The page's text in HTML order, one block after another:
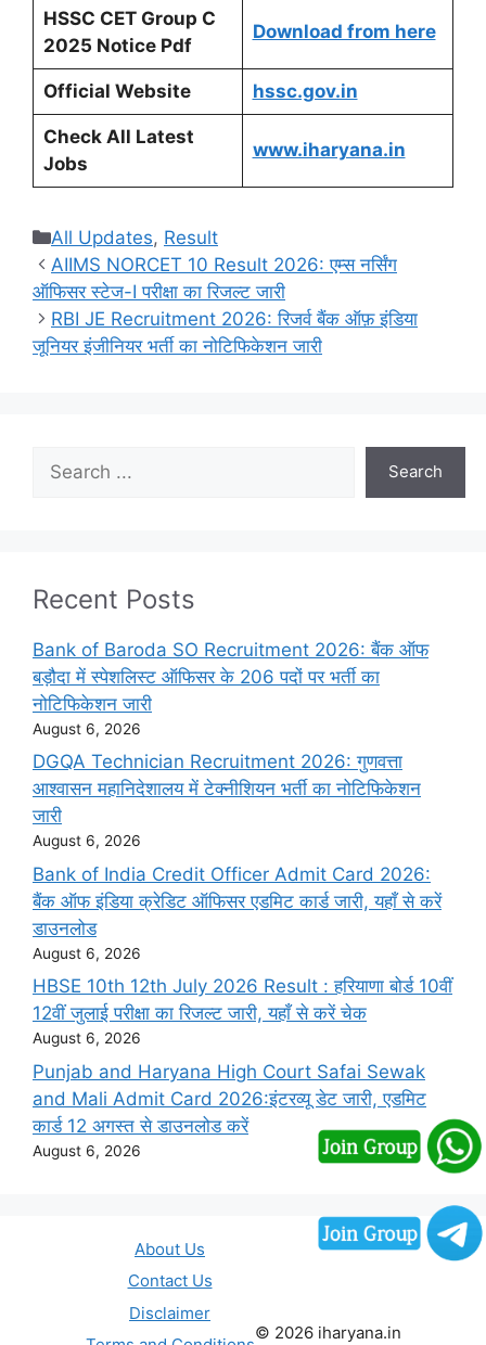
HSSC CET Group C
2025 Notice Pdf
Download from here
Official Website hssc.gov.in
Check All Latest
Jobs
www.iharyana.in
Categories
All Updates, Result
AIIMS NORCET 10 Result 2026: एम्स नर्सिंग
ऑफिसर स्टेज-I परीक्षा का रिजल्ट जारी
RBI JE Recruitment 2026: रिजर्व बैंक ऑफ़ इंडिया
जूनियर इंजीनियर भर्ती का नोटिफिकेशन जारी
Search
Recent Posts
Bank of Baroda SO Recruitment 2026: बैंक ऑफ
बड़ौदा में स्पेशलिस्ट ऑफिसर के 206 पदों पर भर्ती का
नोटिफिकेशन जारी
August 6, 2026
DGQA Technician Recruitment 2026: गुणवत्ता
आश्वासन महानिदेशालय में टेक्नीशियन भर्ती का नोटिफिकेशन
जारी
August 6, 2026
Bank of India Credit Officer Admit Card 2026:
बैंक ऑफ इंडिया क्रेडिट ऑफिसर एडमिट कार्ड जारी, यहाँ से करें
डाउनलोड
August 6, 2026
HBSE 10th 12th July 2026 Result : हरियाणा बोर्ड 10वीं
12वीं जुलाई परीक्षा का रिजल्ट जारी, यहाँ से करें चेक
August 6, 2026
Punjab and Haryana High Court Safai Sewak
and Mali Admit Card 2026:इंटरव्यू डेट जारी, एडमिट
कार्ड 12 अगस्त से डाउनलोड करें
August 6, 2026
About Us
Contact Us
Disclaimer
© 2026 iharyana.in